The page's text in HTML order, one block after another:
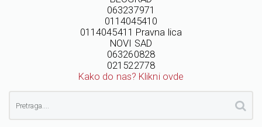
063237971
0114045410
0114045411 Pravna lica
NOVI SAD
063260828
021522778
Kako do nas? Klikni ovde